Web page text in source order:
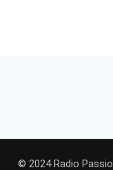
© 2024 Radio